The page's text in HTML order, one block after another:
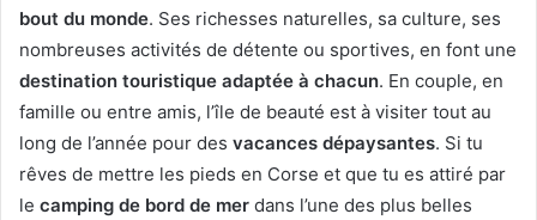
bout du monde. Ses richesses naturelles, sa culture, ses
nombreuses activités de détente ou sportives, en font une
destination touristique adaptée à chacun. En couple, en
famille ou entre amis, l’île de beauté est à visiter tout au
long de l’année pour des vacances dépaysantes. Si tu
rêves de mettre les pieds en Corse et que tu es attiré par
le camping de bord de mer dans l’une des plus belles